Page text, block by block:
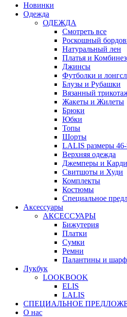
Новинки
Одежда
ОДЕЖДА
Смотреть все
Роскошный
Натуральный лен
Платья и
Джинсы
Футболки и
Блузы и Рубашки
Вязанный
Жакеты и Жилеты
Брюки
Юбки
Топы
Шорты
LALIS размеры
Верхняя одежда
Джемперы и
Свитшоты и Худи
Комплекты
Костюмы
Специальное
Аксессуары
АКСЕССУАРЫ
Бижутерия
Платки
Сумки
Ремни
Палантины и
Лукбук
LOOKBOOK
ELIS
LALIS
СПЕЦИАЛЬНОЕ
О нас